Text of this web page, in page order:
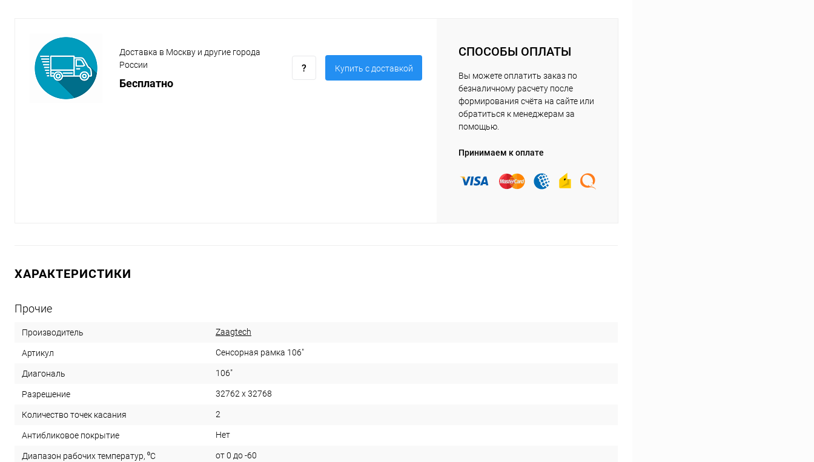
Доставка в Москву и другие города
России
Бесплатно
Купить c доставкой
СПОСОБЫ ОПЛАТЫ
Вы можете оплатить заказ по
безналичному расчету после
формирования счёта на сайте или
обратиться к менеджерам за
помощью.
Принимаем к оплате
ХАРАКТЕРИСТИКИ
Прочие
Производитель Zaagtech
Артикул Сенсорная рамка 106"
Диагональ 106"
Разрешение 32762 х 32768
Количество точек касания 2
Антибликовое покрытие Нет
Диапазон рабочих температур, ⁰С от 0 до -60